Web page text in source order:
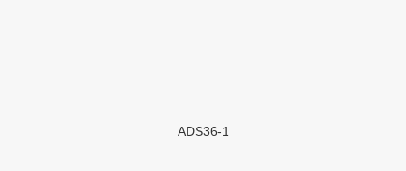
ADS36-1